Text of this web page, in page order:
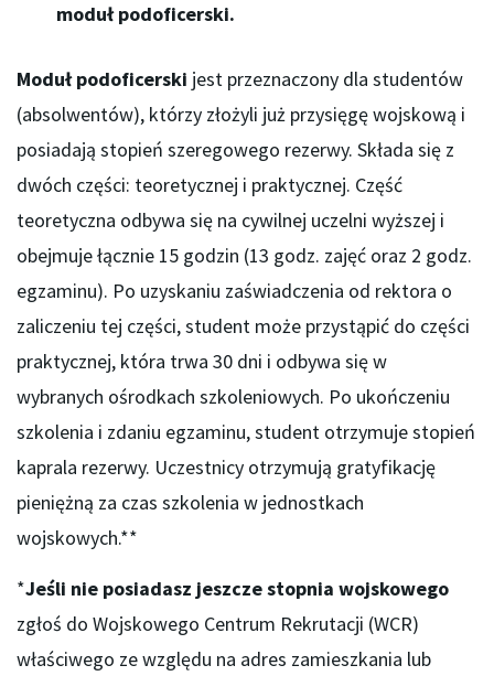
moduł podoficerski.
Moduł podoficerski jest przeznaczony dla studentów
(absolwentów), którzy złożyli już przysięgę wojskową i
posiadają stopień szeregowego rezerwy. Składa się z
dwóch części: teoretycznej i praktycznej. Część
teoretyczna odbywa się na cywilnej uczelni wyższej i
obejmuje łącznie 15 godzin (13 godz. zajęć oraz 2 godz.
egzaminu). Po uzyskaniu zaświadczenia od rektora o
zaliczeniu tej części, student może przystąpić do części
praktycznej, która trwa 30 dni i odbywa się w
wybranych ośrodkach szkoleniowych. Po ukończeniu
szkolenia i zdaniu egzaminu, student otrzymuje stopień
kaprala rezerwy. Uczestnicy otrzymują gratyfikację
pieniężną za czas szkolenia w jednostkach
wojskowych.**
*Jeśli nie posiadasz jeszcze stopnia wojskowego
zgłoś do Wojskowego Centrum Rekrutacji (WCR)
właściwego ze względu na adres zamieszkania lub